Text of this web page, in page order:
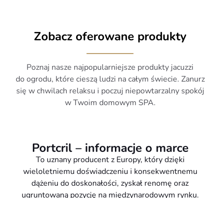
Zobacz oferowane produkty
Poznaj nasze najpopularniejsze produkty jacuzzi
do ogrodu, które cieszą ludzi na całym świecie. Zanurz
się w chwilach relaksu i poczuj niepowtarzalny spokój
w Twoim domowym SPA.
Portcril – informacje o marce
To uznany producent z Europy, który dzięki
wieloletniemu doświadczeniu i konsekwentnemu
dążeniu do doskonałości, zyskał renomę oraz
ugruntowaną pozycję na międzynarodowym rynku.